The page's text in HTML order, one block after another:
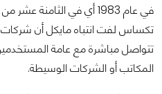
في عام 1983 أي في
تكساس لفت انتباه مايكل أن شركات
تتواصل مباشرة مع عامة
المكاتب أو الشركات الوسيطة.